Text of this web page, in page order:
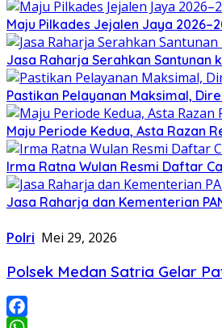
Maju Pilkades Jejalen Jaya
Jasa Raharja Serahkan Santunan
Pastikan Pelayanan Maksimal,
Maju Periode Kedua, Asta Razan
Irma Ratna Wulan Resmi Daftar
Jasa Raharja dan Kementerian
Polri Mei 29, 2026
Polsek Medan Satria Gelar